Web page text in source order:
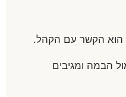
הוא הקשר עם הקהל.
הבמה ומגיבים